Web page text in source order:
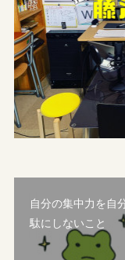
自分の集中力を自
駄にしないこと